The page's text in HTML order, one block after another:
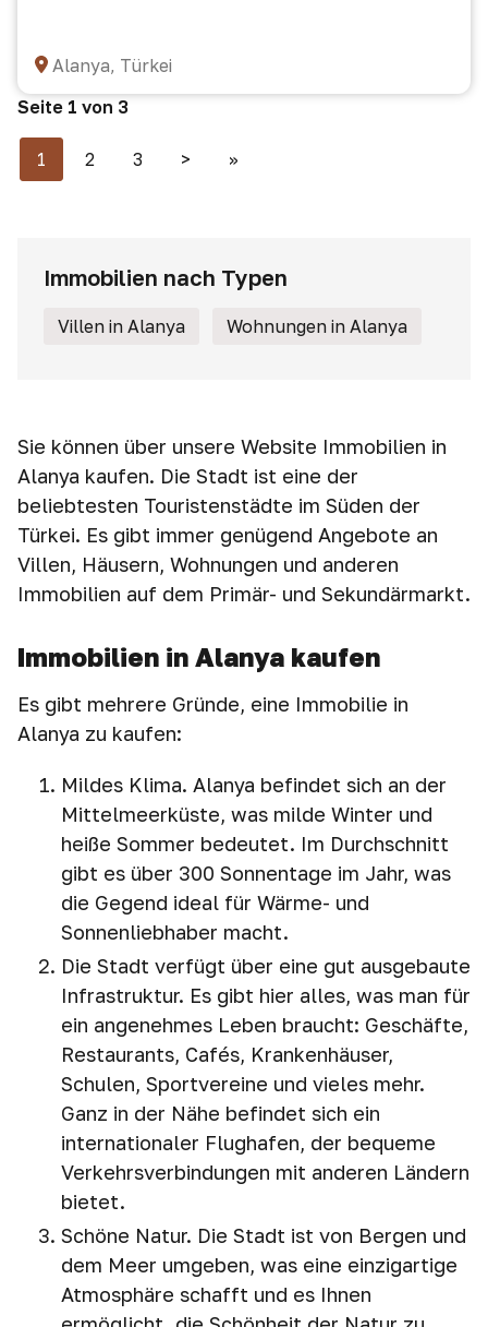
Alanya, Türkei
Seite 1 von 3
1 2 3 > >>
Immobilien nach Typen
Villen in Alanya Wohnungen in Alanya
Sie können über unsere Website Immobilien in
Alanya kaufen. Die Stadt ist eine der
beliebtesten Touristenstädte im Süden der
Türkei. Es gibt immer genügend Angebote an
Villen, Häusern, Wohnungen und anderen
Immobilien auf dem Primär- und Sekundärmarkt.
Immobilien in Alanya kaufen
Es gibt mehrere Gründe, eine Immobilie in
Alanya zu kaufen:
Mildes Klima. Alanya befindet sich an der
Mittelmeerküste, was milde Winter und
heiße Sommer bedeutet. Im Durchschnitt
gibt es über 300 Sonnentage im Jahr, was
die Gegend ideal für Wärme- und
Sonnenliebhaber macht.
Die Stadt verfügt über eine gut ausgebaute
Infrastruktur. Es gibt hier alles, was man für
ein angenehmes Leben braucht: Geschäfte,
Restaurants, Cafés, Krankenhäuser,
Schulen, Sportvereine und vieles mehr.
Ganz in der Nähe befindet sich ein
internationaler Flughafen, der bequeme
Verkehrsverbindungen mit anderen Ländern
bietet.
Schöne Natur. Die Stadt ist von Bergen und
dem Meer umgeben, was eine einzigartige
Atmosphäre schafft und es Ihnen